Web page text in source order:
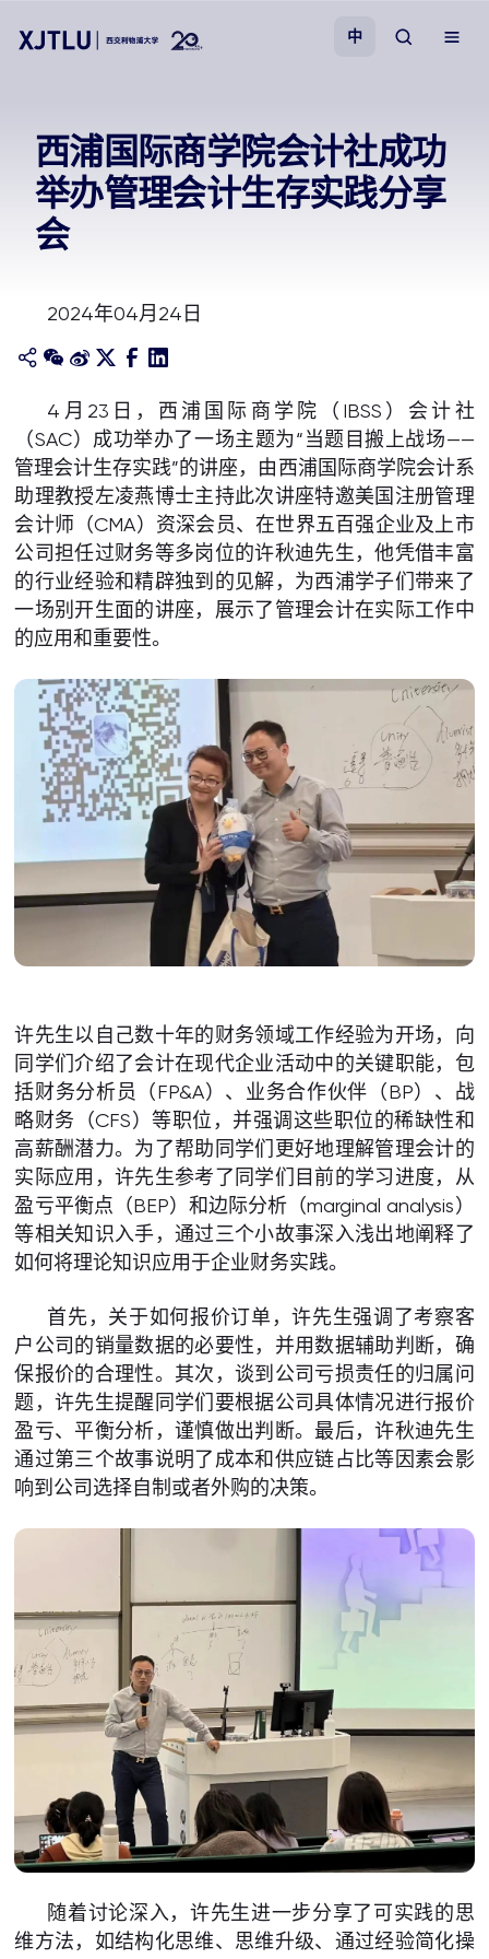
招生
科研
学院
关于我们
中
西浦国际商学院会计社成功
举办管理会计生存实践分享
会
2024年04月24日
4月23日，西浦国际商学院（IBSS）会计社
（SAC）成功举办了一场主题为“当题目搬上战场——
管理会计生存实践”的讲座，由西浦国际商学院会计系
助理教授左凌燕博士主持此次讲座特邀美国注册管理
会计师（CMA）资深会员、在世界五百强企业及上市
公司担任过财务等多岗位的许秋迪先生，他凭借丰富
的行业经验和精辟独到的见解，为西浦学子们带来了
一场别开生面的讲座，展示了管理会计在实际工作中
的应用和重要性。
许先生以自己数十年的财务领域工作经验为开场，向
同学们介绍了会计在现代企业活动中的关键职能，包
括财务分析员（FP&A）、业务合作伙伴（BP）、战
略财务（CFS）等职位，并强调这些职位的稀缺性和
高薪酬潜力。为了帮助同学们更好地理解管理会计的
实际应用，许先生参考了同学们目前的学习进度，从
盈亏平衡点（BEP）和边际分析（marginal analysis）
等相关知识入手，通过三个小故事深入浅出地阐释了
如何将理论知识应用于企业财务实践。
首先，关于如何报价订单，许先生强调了考察客
户公司的销量数据的必要性，并用数据辅助判断，确
保报价的合理性。其次，谈到公司亏损责任的归属问
题，许先生提醒同学们要根据公司具体情况进行报价
盈亏、平衡分析，谨慎做出判断。最后，许秋迪先生
通过第三个故事说明了成本和供应链占比等因素会影
响到公司选择自制或者外购的决策。
随着讨论深入，许先生进一步分享了可实践的思
维方法，如结构化思维、思维升级、通过经验简化操